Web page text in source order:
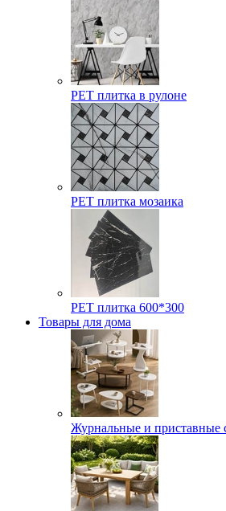
РЕТ плитка в рулоне
РЕТ плитка мозаика
РЕТ плитка 600*300
Товары для дома
Журнальные и приставные